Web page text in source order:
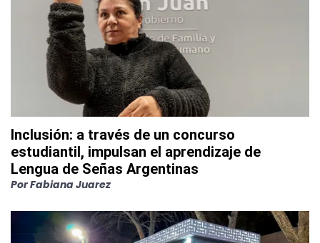
Inclusión: a través de un concurso
estudiantil, impulsan el aprendizaje de
Lengua de Señas Argentinas
PorFabiana Juarez